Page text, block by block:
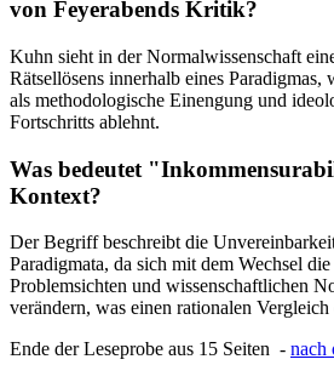
von Feyerabends Kritik?
Kuhn sieht in der Normalwissenschaft
Rätsellösens innerhalb eines Paradigmas,
als methodologische Einengung und
Fortschritts ablehnt.
Was bedeutet
Kontext?
Der Begriff beschreibt die
Paradigmata, da sich mit dem Wechsel
Problemsichten und wissenschaftlichen
verändern, was einen rationalen Vergleich
Ende der Leseprobe aus 15 Seiten - nach